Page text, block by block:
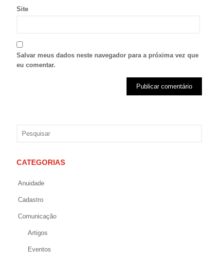
Site
Salvar meus dados neste navegador para a próxima vez que
eu comentar.
CATEGORIAS
Anuidade
Cadastro
Comunicação
Artigos
Eventos